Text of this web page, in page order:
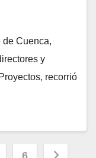
de Cuenca,
y
recorrió